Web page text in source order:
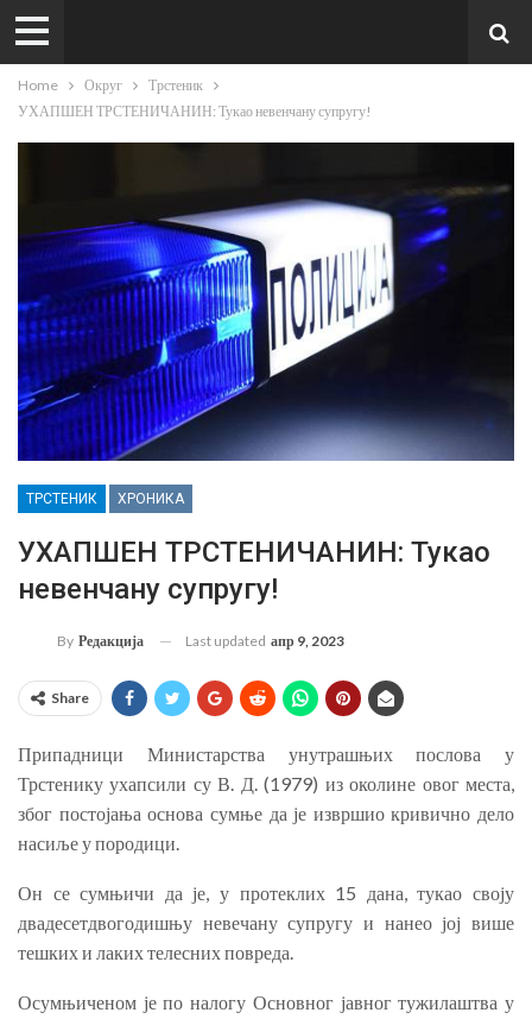
Home Округ
Трстеник
УХАПШЕН ТРСТЕНИЧАНИН: Тукао невенчану супругу!
ТРСТЕНИК ХРОНИКА
УХАПШЕН ТРСТЕНИЧАНИН: Тукао
невенчану супругу!
By Редакција Last updated апр 9, 2023
Share
Припадници Министарства унутрашњих послова у
Трстенику ухапсили су В. Д. (1979) из околине овог места,
због постојања основа сумње да је извршио кривично дело
насиље у породици.
Он се сумњичи да је, у протеклих 15 дана, тукао своју
двадесетдвогодишњу невечану супругу и нанео јој више
тешких и лаких телесних повреда.
Осумњиченом је по налогу Основног јавног тужилаштва у